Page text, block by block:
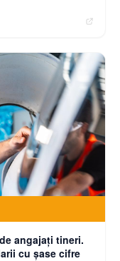
angajaţi tineri.
cu şase cifre